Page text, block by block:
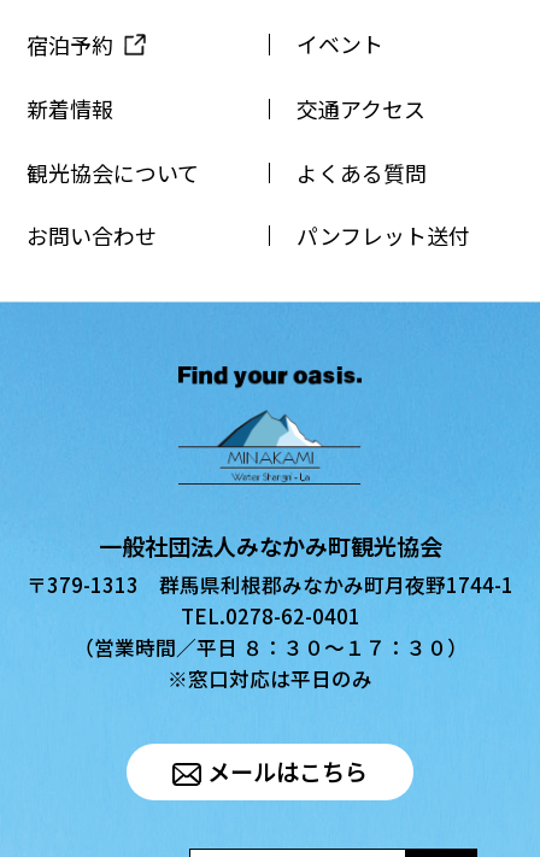
宿泊予約 イベント
新着情報 交通アクセス
観光協会について よくある質問
お問い合わせ パンフレット送付
一般社団法人みなかみ町観光協会
〒379-1313 群馬県利根郡みなかみ町月夜野1744-1
TEL.0278-62-0401
（営業時間／平日 ８：３０〜１７：３０）
※窓口対応は平日のみ
メールはこちら